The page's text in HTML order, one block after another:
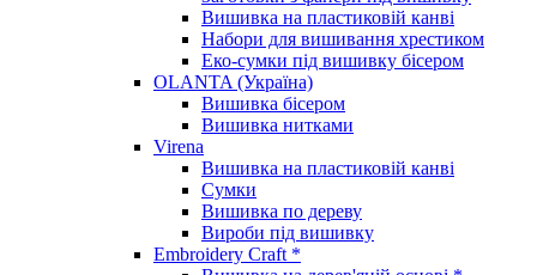
Вишивка на пластиковій канві
Набори для вишивання хрестиком
Еко-сумки під вишивку бісером
OLANTA (Україна)
Вишивка бісером
Вишивка нитками
Virena
Вишивка на пластиковій канві
Сумки
Вишивка по дереву
Вироби під вишивку
Embroidery Craft *